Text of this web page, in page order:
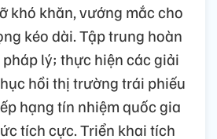
khó khăn, vướng mắc cho
kéo dài. Tập trung hoàn
lý; thực hiện các giải
hồi thị trường trái phiếu
hạng tín nhiệm quốc gia
tích cực. Triển khai tích